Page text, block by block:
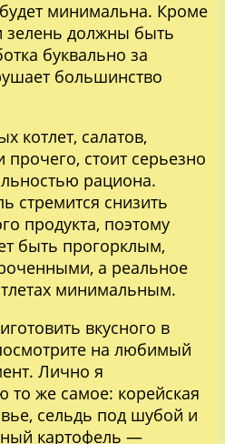
минимальна. Кроме
зелень должны быть
буквально за
большинство
котлет, салатов,
стоит серьезно
рациона.
стремится снизить
продукта, поэтому
быть прогорклым,
а реальное
минимальным.
вкусного в
на любимый
Лично я
то же самое: корейская
сельдь под шубой и
картофель —